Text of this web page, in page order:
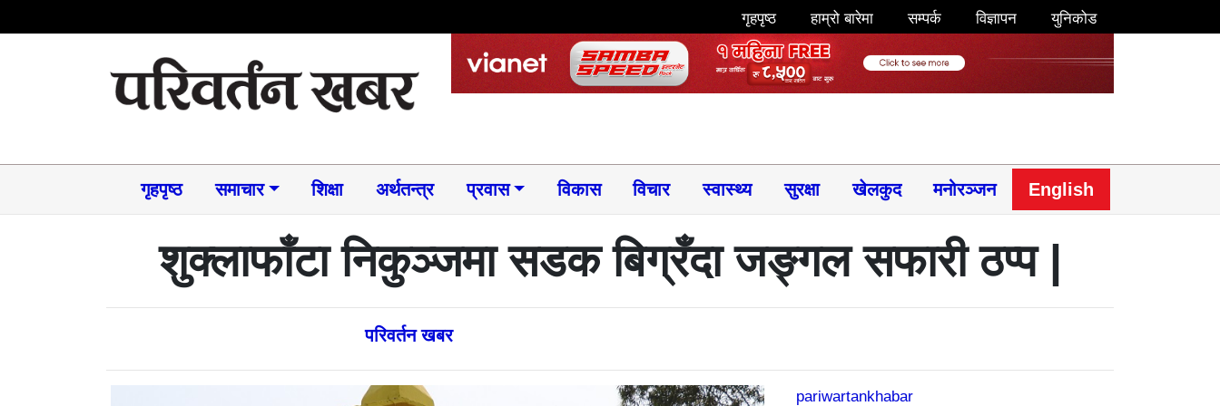
गृहपृष्ठ हाम्रो बारेमा सम्पर्क विज्ञापन युनिकोड
गृहपृष्ठ समाचार​ शिक्षा अर्थतन्त्र प्रवास विकास विचार स्वास्थ्य सुरक्षा खेलकुद मनोरञ्जन English
शुक्लाफाँटा निकुञ्जमा सडक बिग्रँदा जङ्गल सफारी ठप्प |
परिवर्तन खबर
pariwartankhabar